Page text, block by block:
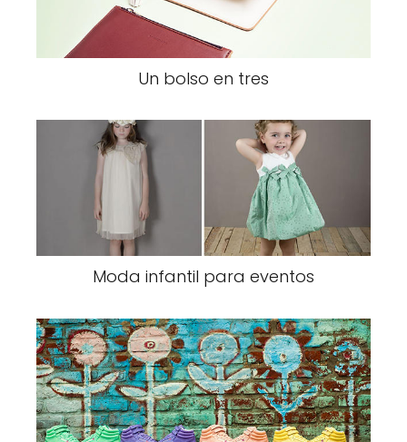
Un bolso en tres
Moda infantil para eventos